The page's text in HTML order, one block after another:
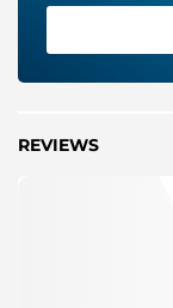
REVIEWS